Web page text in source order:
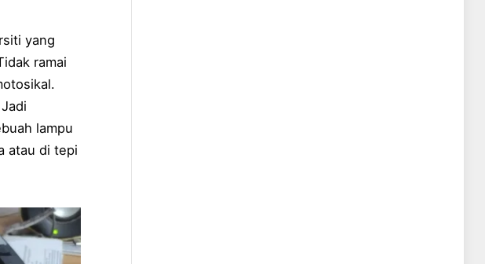
yang
ramai
lampu
atau di tepi